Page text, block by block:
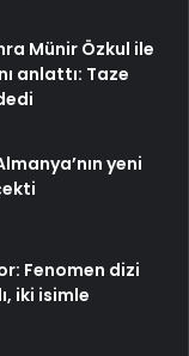
Münir Özkul ile
anlattı: Taze
yeni
Fenomen dizi
iki isimle